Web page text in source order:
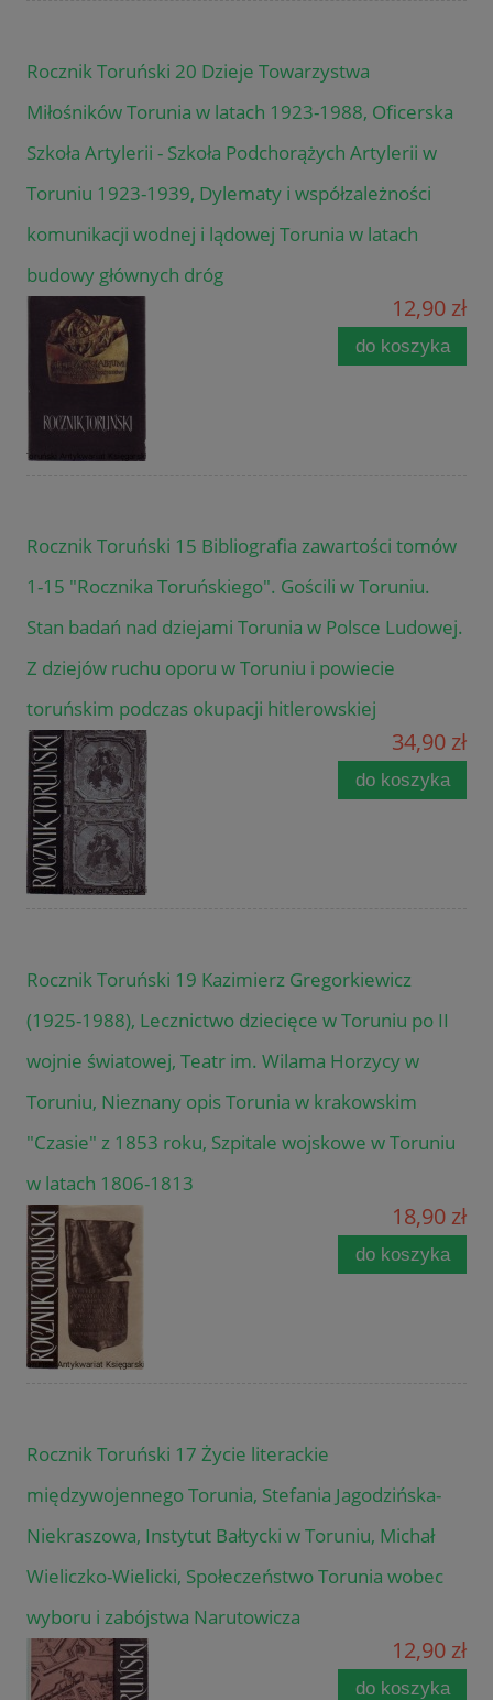
Rocznik Toruński 20 Dzieje Towarzystwa
Miłośników Torunia w latach 1923-1988, Oficerska
Szkoła Artylerii - Szkoła Podchorążych Artylerii w
Toruniu 1923-1939, Dylematy i współzależności
komunikacji wodnej i lądowej Torunia w latach
budowy głównych dróg
12,90 zł
do koszyka
Rocznik Toruński 15 Bibliografia zawartości tomów
1-15 "Rocznika Toruńskiego". Gościli w Toruniu.
Stan badań nad dziejami Torunia w Polsce Ludowej.
Z dziejów ruchu oporu w Toruniu i powiecie
toruńskim podczas okupacji hitlerowskiej
34,90 zł
do koszyka
Rocznik Toruński 19 Kazimierz Gregorkiewicz
(1925-1988), Lecznictwo dziecięce w Toruniu po II
wojnie światowej, Teatr im. Wilama Horzycy w
Toruniu, Nieznany opis Torunia w krakowskim
"Czasie" z 1853 roku, Szpitale wojskowe w Toruniu
w latach 1806-1813
18,90 zł
do koszyka
Rocznik Toruński 17 Życie literackie
międzywojennego Torunia, Stefania Jagodzińska-
Niekraszowa, Instytut Bałtycki w Toruniu, Michał
Wieliczko-Wielicki, Społeczeństwo Torunia wobec
wyboru i zabójstwa Narutowicza
12,90 zł
do koszyka